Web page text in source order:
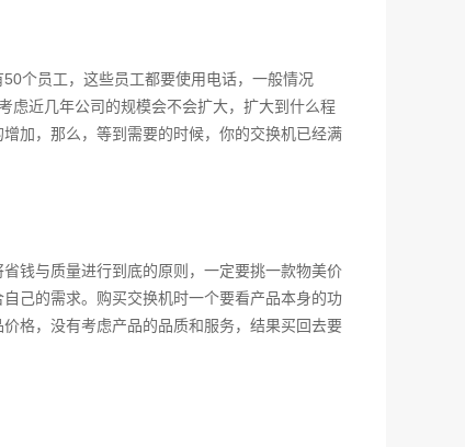
个员工，这些员工都要使用电话，一般情况
虑近几年公司的规模会不会扩大，扩大到什么程
加，那么，等到需要的时候，你的交换机已经满
钱与质量进行到底的原则，一定要挑一款物美价
己的需求。购买交换机时一个要看产品本身的功
格，没有考虑产品的品质和服务，结果买回去要